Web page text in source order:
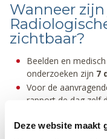
Deze website maakt
Wanneer
zichtbaar?
Beelden en
onderzoeken zijn 7
Voor de
rapport de dag zelf